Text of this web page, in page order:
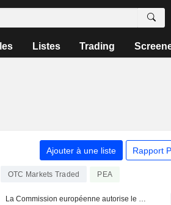
Listes Trading
Ajouter à une liste Rapport
OTC Markets Traded PEA
La Commission européenne autorise le contrôle conjoint de la société hongroise MAK par une filiale d'Aberdeen et Strabag